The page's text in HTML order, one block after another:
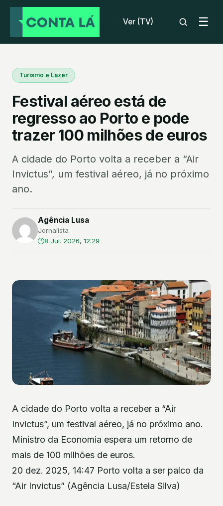
Ver (TV) ☰
Turismo e Lazer
Festival aéreo está de
regresso ao Porto e pode
trazer 100 milhões de euros
A cidade do Porto volta a receber a “Air
Invictus”, um festival aéreo, já no próximo
ano.
Agência Lusa
Jornalista
8 Jul. 2026, 12:29
A cidade do Porto volta a receber a “Air
Invictus”, um festival aéreo, já no próximo ano.
Ministro da Economia espera um retorno de
mais de 100 milhões de euros.
20 dez. 2025, 14:47 Porto volta a ser palco da
“Air Invictus” (Agência Lusa/Estela Silva)